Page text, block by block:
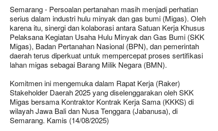
Semarang - Persoalan pertanahan masih menjadi perhatian
serius dalam industri hulu minyak dan gas bumi (Migas). Oleh
karena itu, sinergi dan kolaborasi antara Satuan Kerja Khusus
Pelaksana Kegiatan Usaha Hulu Minyak dan Gas Bumi (SKK
Migas), Badan Pertanahan Nasional (BPN), dan pemerintah
daerah terus diperkuat untuk mempercepat proses sertifikasi
lahan migas sebagai Barang Milik Negara (BMN).
Komitmen ini mengemuka dalam Rapat Kerja (Raker)
Stakeholder Daerah 2025 yang diselenggarakan oleh SKK
Migas bersama Kontraktor Kontrak Kerja Sama (KKKS) di
wilayah Jawa Bali dan Nusa Tenggara (Jabanusa), di
Semarang. Kamis (14/08/2025)